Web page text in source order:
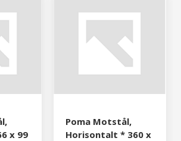
x 99
Poma Motstål,
Horisontalt * 360 x